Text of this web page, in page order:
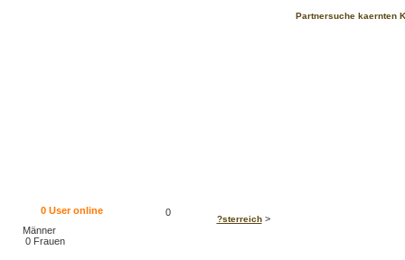
Partnersuche kaernten
0User online
0
Männer
0 Frauen
?sterreich>